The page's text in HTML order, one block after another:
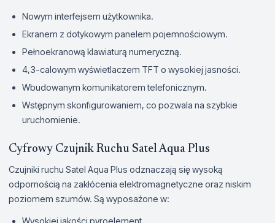
Nowym interfejsem użytkownika.
Ekranem z dotykowym panelem pojemnościowym.
Pełnoekranową klawiaturą numeryczną.
4,3-calowym wyświetlaczem TFT o wysokiej jasności.
Wbudowanym komunikatorem telefonicznym.
Wstępnym skonfigurowaniem, co pozwala na szybkie
uruchomienie.
Cyfrowy Czujnik Ruchu Satel Aqua Plus
Czujniki ruchu Satel Aqua Plus odznaczają się wysoką
odpornością na zakłócenia elektromagnetyczne oraz niskim
poziomem szumów. Są wyposażone w:
Wysokiej jakości pyroelement.